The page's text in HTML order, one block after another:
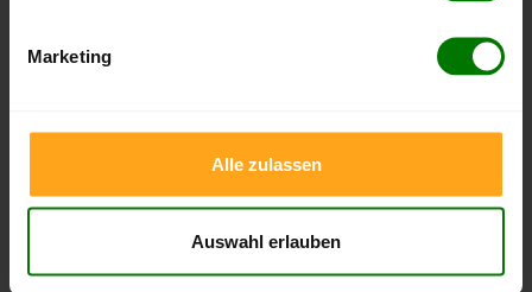
Marketing
Alle zulassen
Auswahl erlauben
Pelletspreise für lose Holzpellets und Holzpellets
Sackware in Gönnersdorf
. Das dazugehörige Datum zeigt,
Lose Holzpellets
Zeitraum Höchststand
Tiefststand